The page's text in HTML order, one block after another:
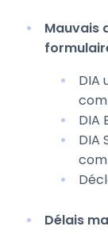
Mauvais
DIA
DIA
DIA
Délais